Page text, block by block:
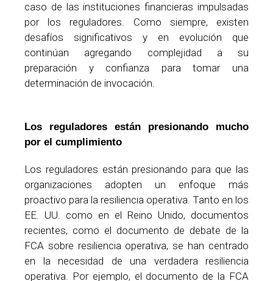
caso de las instituciones financieras impulsadas
por los reguladores. Como siempre, existen
desafíos significativos y en evolución que
continúan agregando complejidad a su
preparación y confianza para tomar una
determinación de invocación.
Los reguladores están presionando mucho
por el cumplimiento
Los reguladores están presionando para que las
organizaciones adopten un enfoque más
proactivo para la resiliencia operativa. Tanto en los
EE. UU. como en el Reino Unido, documentos
recientes, como el documento de debate de la
FCA sobre resiliencia operativa, se han centrado
en la necesidad de una verdadera resiliencia
operativa. Por ejemplo, el documento de la FCA